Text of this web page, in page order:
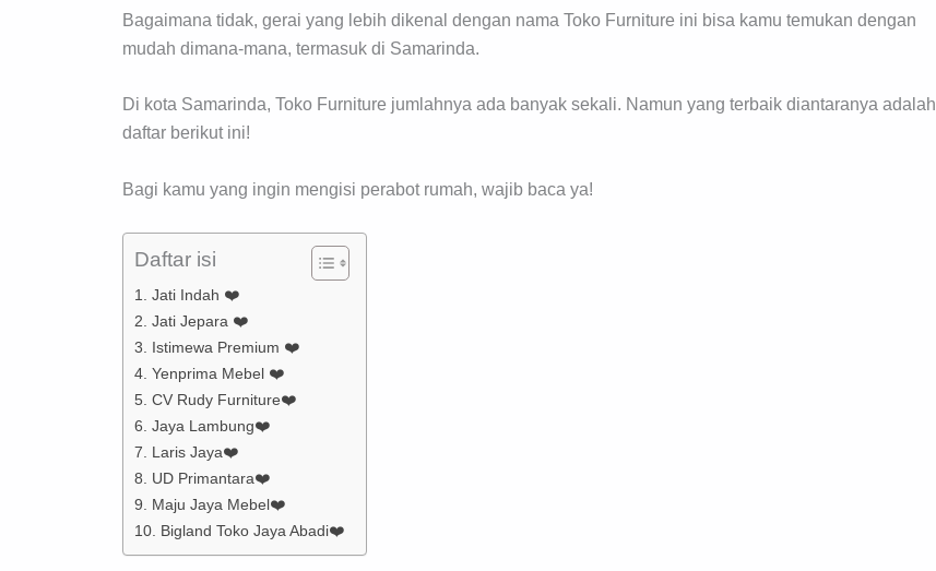
Bagaimana tidak, gerai yang lebih dikenal dengan nama Toko Furniture ini bisa kamu temukan dengan
mudah dimana-mana, termasuk di Samarinda.
Di kota Samarinda, Toko Furniture jumlahnya ada banyak sekali. Namun yang terbaik diantaranya adalah
daftar berikut ini!
Bagi kamu yang ingin mengisi perabot rumah, wajib baca ya!
Daftar isi
1. Jati Indah ❤️
2. Jati Jepara ❤️
3. Istimewa Premium ❤️
4. Yenprima Mebel ❤️
5. CV Rudy Furniture❤️
6. Jaya Lambung❤️
7. Laris Jaya❤️
8. UD Primantara❤️
9. Maju Jaya Mebel❤️
10. Bigland Toko Jaya Abadi❤️